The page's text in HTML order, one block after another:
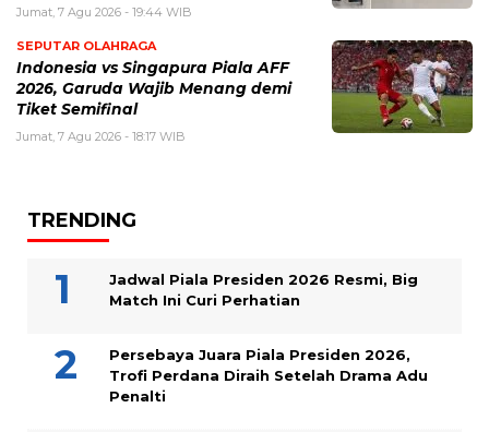
Jumat, 7 Agu 2026 - 19:44 WIB
SEPUTAR OLAHRAGA
Indonesia vs Singapura Piala AFF
2026, Garuda Wajib Menang demi
Tiket Semifinal
Jumat, 7 Agu 2026 - 18:17 WIB
TRENDING
Jadwal Piala Presiden 2026 Resmi, Big
Match Ini Curi Perhatian
Persebaya Juara Piala Presiden 2026,
Trofi Perdana Diraih Setelah Drama Adu
Penalti